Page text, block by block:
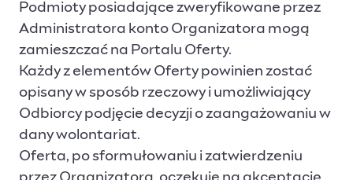
Podmioty posiadające zweryfikowane przez
Administratora konto Organizatora mogą
zamieszczać na Portalu Oferty.
Każdy z elementów Oferty powinien zostać
opisany w sposób rzeczowy i umożliwiający
Odbiorcy podjęcie decyzji o zaangażowaniu w
dany wolontariat.
Oferta, po sformułowaniu i zatwierdzeniu